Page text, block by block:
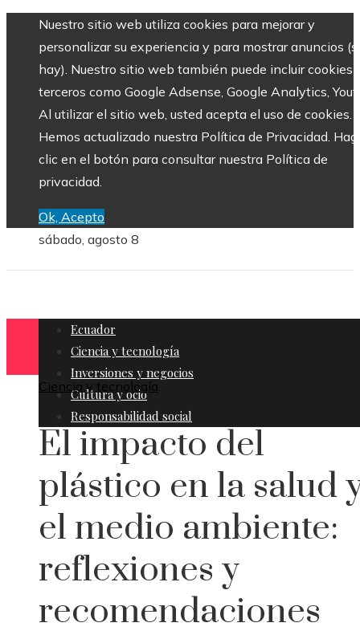
Nuestro sitio web utiliza cookies para mejorar y
personalizar su experiencia y para mostrar anuncios
hay). Nuestro sitio web también puede incluir cookies
terceros como Google Adsense, Google Analytics,
Al utilizar el sitio web, usted acepta el uso de cookies.
Hemos actualizado nuestra Política de Privacidad.
clic en el botón para consultar nuestra Política de
privacidad.
Ok, Acepto
sábado, agosto 8
Ecuador
Ciencia y tecnología
Inversiones y negocios
Cultura y ocio
Responsabilidad social
Ciencia y tecnología
El impacto del
plástico en la salud
el medio ambiente:
reflexiones y
recomendaciones